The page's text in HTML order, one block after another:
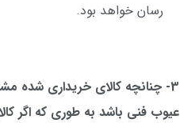
رسان خواهد بود.
3- چنانچه کالای خریداری شده
عیوب فنی باشد به طوری که اگر